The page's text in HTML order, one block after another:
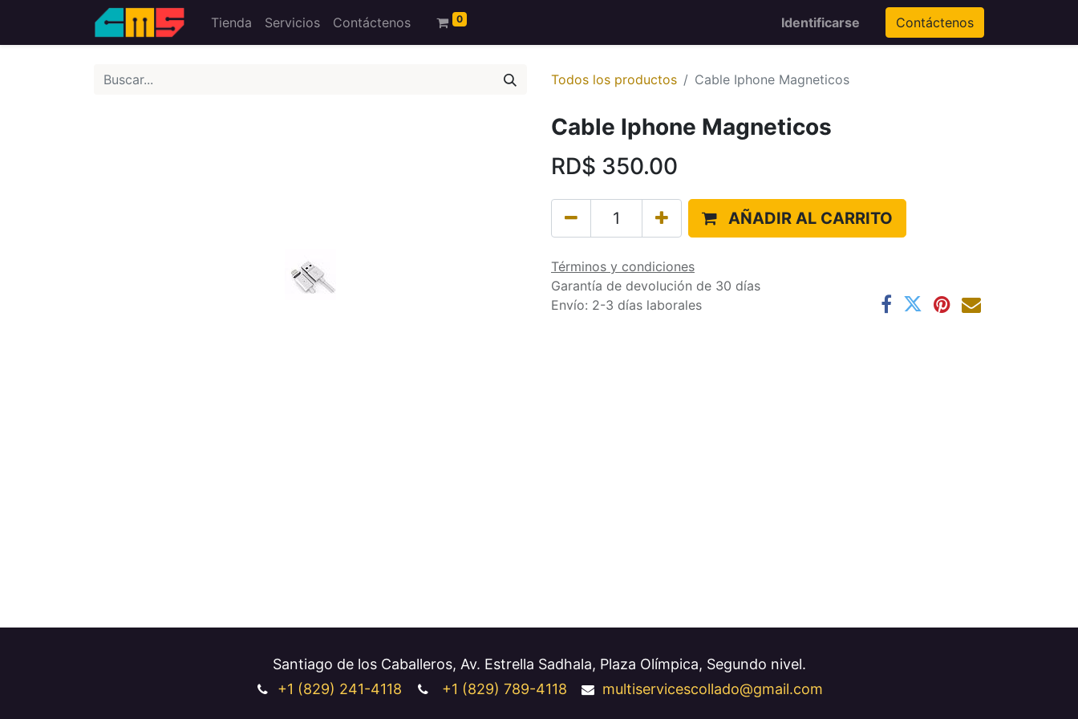
Tienda Servicios Contáctenos 0 Identificarse Contáctenos
Todos los productos Cable Iphone Magneticos
Cable Iphone Magneticos
RD$ 350.00
AÑADIR AL CARRITO
Términos y condiciones
Garantía de devolución de 30 días
Envío: 2-3 días laborales
Santiago de los Caballeros, Av. Estrella Sadhala, Plaza Olímpica, Segundo nivel.
+1 (829) 241-4118 +1 (829) 789-4118 multiservicescollado@gmail.com